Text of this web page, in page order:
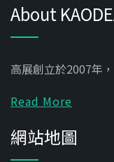
About
高展創立於2007年
Read More
網站地圖